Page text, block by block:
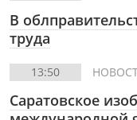
В
труда
13:50
Саратовское